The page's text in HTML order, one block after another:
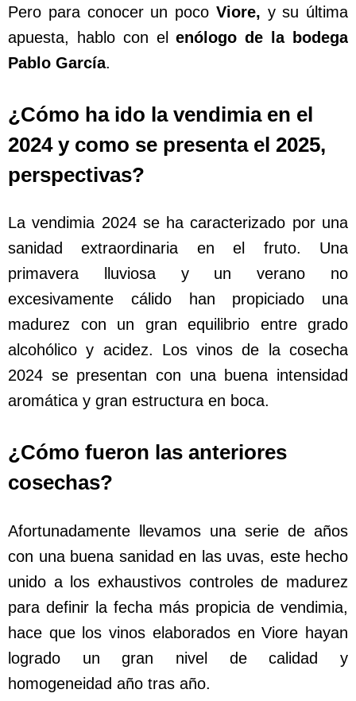
Pero para conocer un poco Viore, y su última
apuesta, hablo con elenólogo de la bodega
Pablo García.
¿Cómo ha ido la vendimia en el
2024 y como se presenta el 2025,
perspectivas?
La vendimia 2024 se ha caracterizado por una
sanidad extraordinaria en el fruto. Una
primavera lluviosa y un verano no
excesivamente cálido han propiciado una
madurez con un gran equilibrio entre grado
alcohólico y acidez. Los vinos de la cosecha
2024 se presentan con una buena intensidad
aromática y gran estructura en boca.
¿Cómo fueron las anteriores
cosechas?
Afortunadamente llevamos una serie de años
con una buena sanidad en las uvas, este hecho
unido a los exhaustivos controles de madurez
para definir la fecha más propicia de vendimia,
hace que los vinos elaborados en Viore hayan
logrado un gran nivel de calidad y
homogeneidad año tras año.